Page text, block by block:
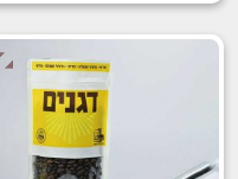
טעמי
הגליל